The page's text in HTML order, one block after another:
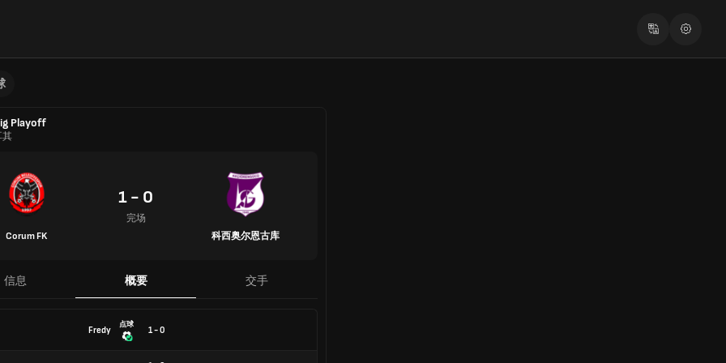
Playoff
其
Corum FK
1 - 0
完场
科西奥尔恩古库
信息 概要 交手
Fredy
点球
1 - 0